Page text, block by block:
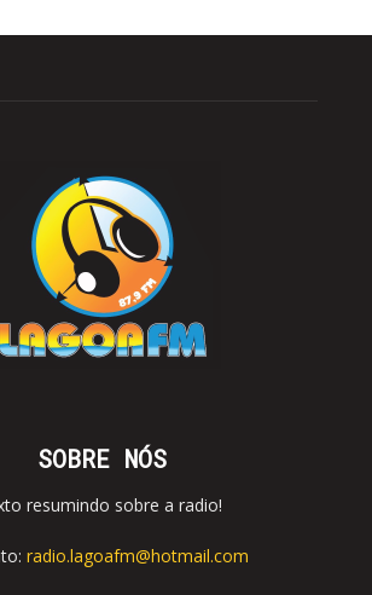
SOBRE NÓS
resumindo sobre a radio!
radio.lagoafm@hotmail.com